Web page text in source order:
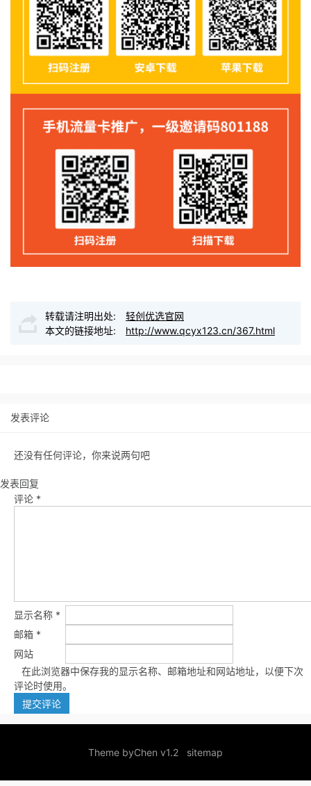
转载请注明出处:
轻创优选官网
本文的链接地址:
http://www.qcyx123.cn/367.html
发表评论
还没有任何评论，你来说两句吧
发表回复
评论 *
显示名称 *
邮箱 *
网站
在此浏览器中保存我的显示名称、邮箱地址和网站地址，以便下次
评论时使用。
Theme byChen v1.2 sitemap